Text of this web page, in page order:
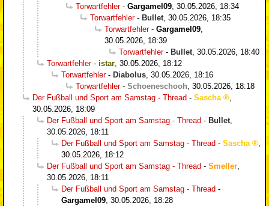
Torwartfehler- Gargamel09 30.05.2026, 18:34
Torwartfehler- Bullet 30.05.2026, 18:35
Torwartfehler- Gargamel09
30.05.2026, 18:39
Torwartfehler- Bullet 30.05.2026, 18:40
Torwartfehler- istar 30.05.2026, 18:12
Torwartfehler- Diabolus 30.05.2026, 18:16
Torwartfehler- Schoeneschooh 30.05.2026, 18:18
Der Fußball und Sport am Samstag - Thread - Sascha
30.05.2026, 18:09
Der Fußball und Sport am Samstag - Thread - Bullet
30.05.2026, 18:11
Der Fußball und Sport am Samstag - Thread - Sascha
30.05.2026, 18:12
Der Fußball und Sport am Samstag - Thread - Smeller
30.05.2026, 18:11
Der Fußball und Sport am Samstag - Thread -
Gargamel09 30.05.2026, 18:28